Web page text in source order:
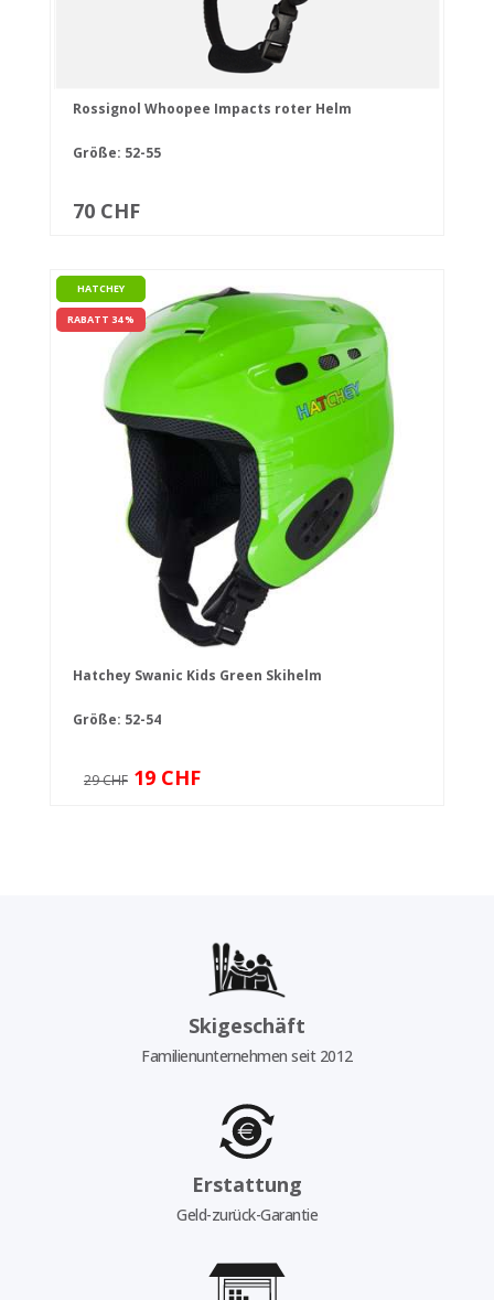
Rossignol Whoopee Impacts roter Helm
Größe: 52-55
70 CHF
HATCHEY
RABATT 34 %
Hatchey Swanic Kids Green Skihelm
Größe: 52-54
29 CHF 19 CHF
Skigeschäft
Familienunternehmen seit 2012
Erstattung
Geld-zurück-Garantie